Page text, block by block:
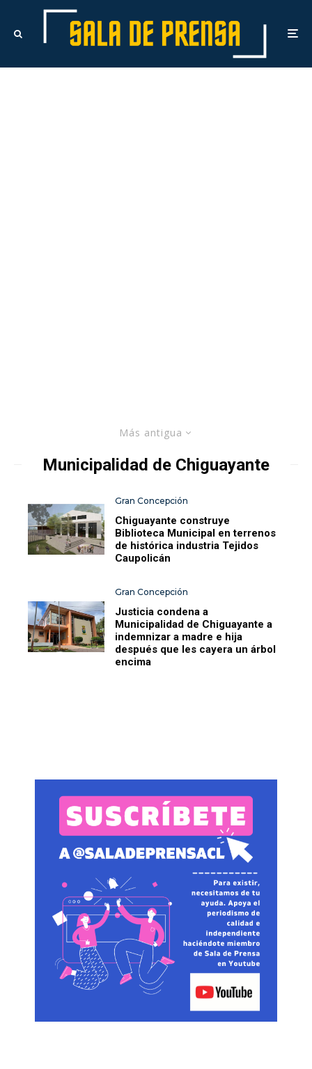
Más antigua
Municipalidad de Chiguayante
Gran Concepción
Chiguayante construye
Biblioteca Municipal en terrenos
de histórica industria Tejidos
Caupolicán
Gran Concepción
Justicia condena a
Municipalidad de Chiguayante a
indemnizar a madre e hija
después que les cayera un árbol
encima